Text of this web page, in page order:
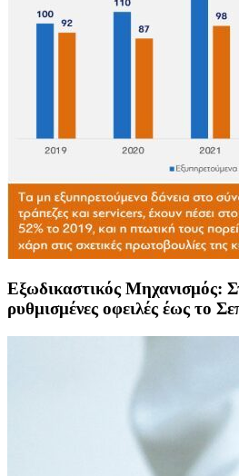
Εξωδικαστικός Μηχανισμός:
ρυθμισμένες οφειλές έως το